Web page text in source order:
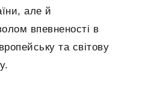
але й
впевненості в
та світову